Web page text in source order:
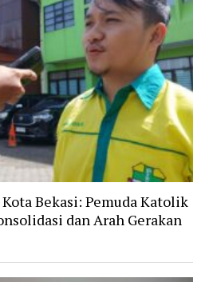
Bekasi: Pemuda Katolik
dan Arah Gerakan